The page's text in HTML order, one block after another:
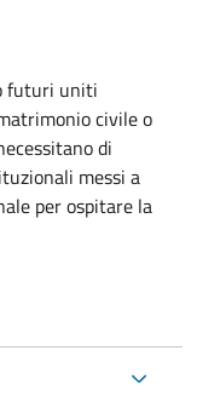
futuri uniti
civile o
di
messi a
per ospitare la